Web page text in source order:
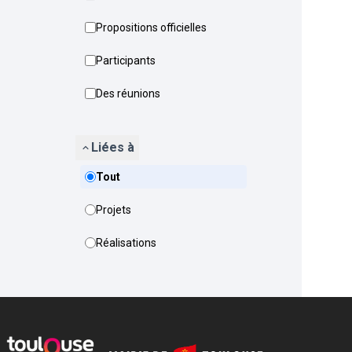
Propositions officielles
Participants
Des réunions
Liées à
Tout
Projets
Réalisations